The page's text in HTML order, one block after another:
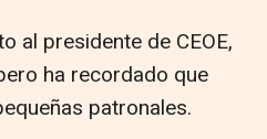
al presidente de CEOE,
ha recordado que
patronales.